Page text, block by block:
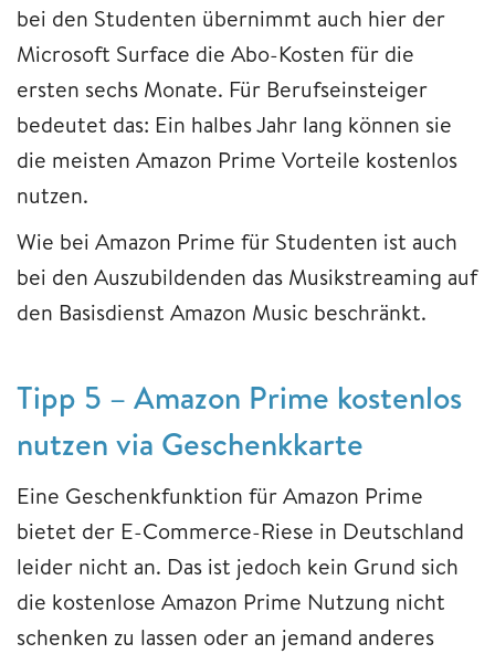
bei den Studenten übernimmt auch hier der
Microsoft Surface die Abo-Kosten für die
ersten sechs Monate. Für Berufseinsteiger
bedeutet das: Ein halbes Jahr lang können sie
die meisten Amazon Prime Vorteile kostenlos
nutzen.
Wie bei Amazon Prime für Studenten ist auch
bei den Auszubildenden das Musikstreaming auf
den Basisdienst Amazon Music beschränkt.
Tipp 5 – Amazon Prime kostenlos
nutzen via Geschenkkarte
Eine Geschenkfunktion für Amazon Prime
bietet der E-Commerce-Riese in Deutschland
leider nicht an. Das ist jedoch kein Grund sich
die kostenlose Amazon Prime Nutzung nicht
schenken zu lassen oder an jemand anderes